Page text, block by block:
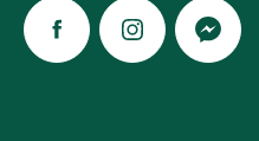
FacebookInstagram